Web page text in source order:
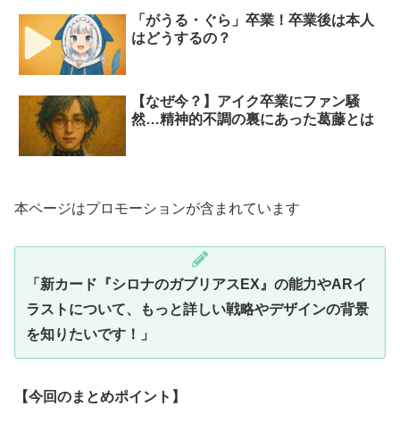
「がうる・ぐら」卒業！卒業後は本人
はどうするの？
【なぜ今？】アイク卒業にファン騒
然…精神的不調の裏にあった葛藤とは
本ページはプロモーションが含まれています
「新カード『シロナのガブリアスEX』の能力やARイ
ラストについて、もっと詳しい戦略やデザインの背景
を知りたいです！」
【今回のまとめポイント】